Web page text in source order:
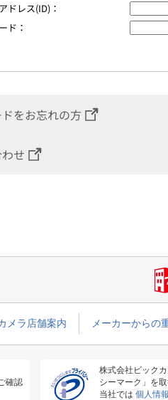
ドレス(ID)：
ド：
をお忘れの方
せ
メラ店舗案内 メーカーからの
確認
株式会社ビック
シーマーク」を取
当社では 個人情